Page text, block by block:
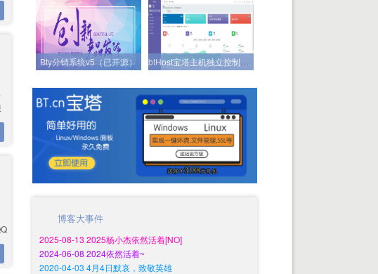
Bty分销系统v5（已开源）
博客大事件
2025-08-13 2025杨小杰依然活着[NO]
2024-06-08 2024依然活着~
2020-04-03 4月4日默哀，致敬英雄